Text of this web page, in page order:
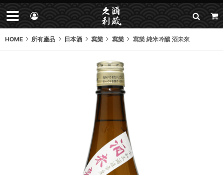
HOME 所有產品 日本酒 寫樂 寫樂 寫樂 純米吟釀 酒未來